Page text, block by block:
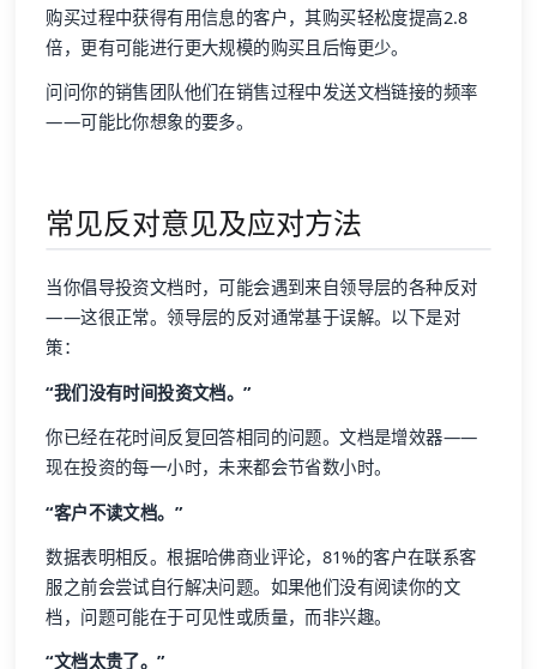
购买过程中获得有用信息的客户，其购买轻松度提高2.8
倍，更有可能进行更大规模的购买且后悔更少。
问问你的销售团队他们在销售过程中发送文档链接的频率
——可能比你想象的要多。
常见反对意见及应对方法
当你倡导投资文档时，可能会遇到来自领导层的各种反对
——这很正常。领导层的反对通常基于误解。以下是对
策：
“我们没有时间投资文档。”
你已经在花时间反复回答相同的问题。文档是增效器——
现在投资的每一小时，未来都会节省数小时。
“客户不读文档。”
数据表明相反。根据哈佛商业评论，81%的客户在联系客
服之前会尝试自行解决问题。如果他们没有阅读你的文
档，问题可能在于可见性或质量，而非兴趣。
“文档太贵了。”